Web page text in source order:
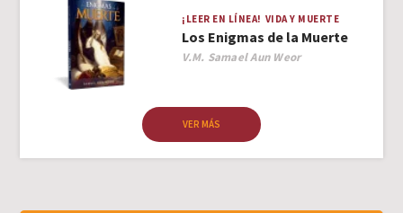
¡LEER EN LÍNEA! VIDA Y MUERTE
Los Enigmas de la Muerte
Author
V.M. Samael Aun Weor
VER MÁS